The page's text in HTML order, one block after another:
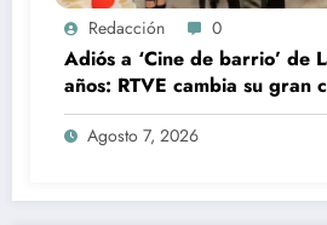
Redacción 0
Adiós a ‘Cine de barrio’ de
años: RTVE cambia su gran
Agosto 7, 2026